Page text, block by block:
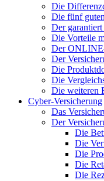
Die
Die fünf
Der
Die Vorteile
Der
Der
Die
Die
Die weiteren
Cyber-Versicherung
Das
Der
Die
Die
Die
Die
Die